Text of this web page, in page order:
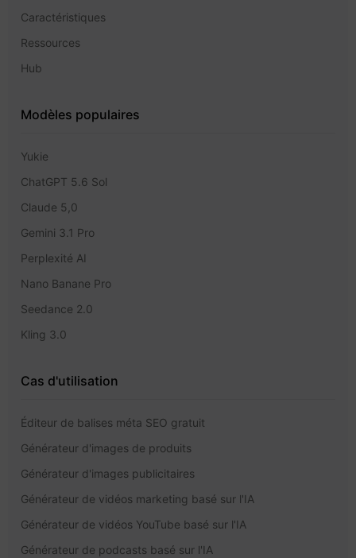
Caractéristiques
Ressources
Hub
Modèles populaires
Yukie
ChatGPT 5.6 Sol
Claude 5,0
Gemini 3.1 Pro
Perplexité AI
Nano Banane Pro
Seedance 2.0
Kling 3.0
Cas d'utilisation
Éditeur de balises méta SEO gratuit
Générateur d'images de produits
Générateur d'images publicitaires
Générateur de vidéos marketing basé sur l'IA
Générateur de vidéos YouTube basé sur l'IA
Générateur de podcasts basé sur l'IA